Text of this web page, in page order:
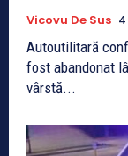
Vicovu De Sus
Autoutilitară
fost abandonat lângă
vârstă...